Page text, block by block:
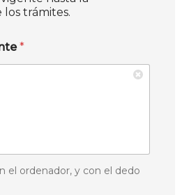
los trámites.
*
el ordenador, y con el dedo